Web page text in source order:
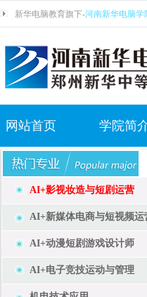
新华电脑教育旗下-河南新华电脑学
网站首页 学院简
AI+影视妆造与短剧运营
AI+新媒体电商与短视频运
AI+动漫短剧游戏设计师
AI+电子竞技运动与管理